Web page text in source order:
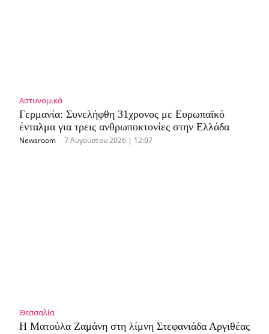
Αστυνομικά
Γερμανία: Συνελήφθη 31χρονος με Ευρωπαϊκό
ένταλμα για τρεις ανθρωποκτονίες στην Ελλάδα
Newsroom - 7 Αυγούστου 2026 | 12:07
Θεσσαλία
Η Ματούλα Ζαμάνη στη λίμνη Στεφανιάδα Αργιθέας